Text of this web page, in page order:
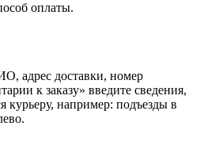
оплаты.
адрес доставки, номер
к заказу» введите сведения,
курьеру, например: подъезды в